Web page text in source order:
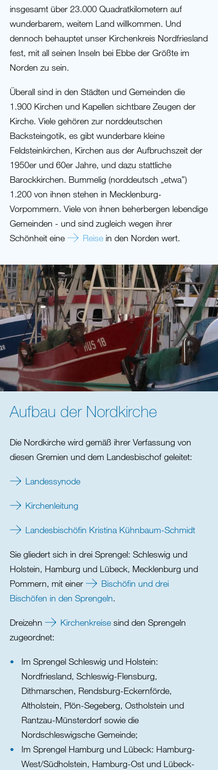
insgesamt über 23.000 Quadratkilometern auf
wunderbarem, weitem Land willkommen. Und
dennoch behauptet unser Kirchenkreis Nordfriesland
fest, mit all seinen Inseln bei Ebbe der Größte im
Norden zu sein.
Überall sind in den Städten und Gemeinden die
1.900 Kirchen und Kapellen sichtbare Zeugen der
Kirche. Viele gehören zur norddeutschen
Backsteingotik, es gibt wunderbare kleine
Feldsteinkirchen, Kirchen aus der Aufbruchszeit der
1950er und 60er Jahre, und dazu stattliche
Barockkirchen. Bummelig (norddeutsch „etwa”)
1.200 von ihnen stehen in Mecklenburg-
Vorpommern. Viele von ihnen beherbergen lebendige
Gemeinden - und sind zugleich wegen ihrer
Schönheit eine
Reise in den Norden wert.
Aufbau der Nordkirche
Die Nordkirche wird gemäß ihrer Verfassung von
diesen Gremien und dem Landesbischof geleitet:
Landessynode
Kirchenleitung
Landesbischöfin Kristina Kühnbaum-Schmidt
Sie gliedert sich in drei Sprengel: Schleswig und
Holstein, Hamburg und Lübeck, Mecklenburg und
Pommern, mit einer
Bischöfin und drei
Bischöfen in den Sprengeln.
Dreizehn Kirchenkreise sind den Sprengeln
zugeordnet:
Im Sprengel Schleswig und Holstein:
Nordfriesland, Schleswig-Flensburg,
Dithmarschen, Rendsburg-Eckernförde,
Altholstein, Plön-Segeberg, Ostholstein und
Rantzau-Münsterdorf sowie die
Nordschleswigsche Gemeinde;
Im Sprengel Hamburg und Lübeck: Hamburg-
West/Südholstein, Hamburg-Ost und Lübeck-